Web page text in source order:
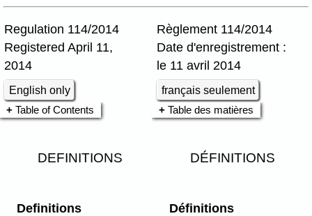
Regulation 114/2014
Registered April 11,
2014
English only
Règlement 114/2014
Date d'enregistrement :
le 11 avril 2014
français seulement
Table of Contents
Table des matières
DEFINITIONS DÉFINITIONS
Definitions
Définitions